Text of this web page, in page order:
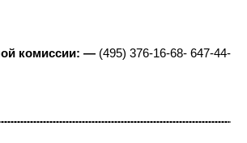
комиссии: — (495) 376-16-68- 647-44-